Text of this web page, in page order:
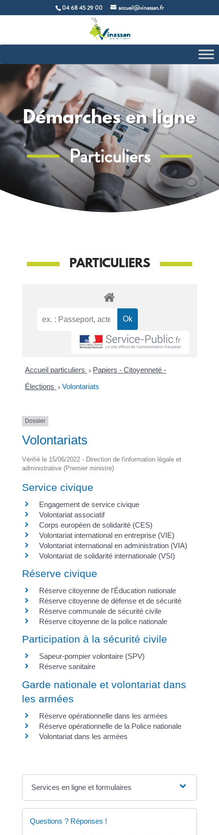
04 68 45 29 00 accueil@vinassan.fr
Démarches en ligne
Particuliers
PARTICULIERS
Accueil particuliers > Papiers - Citoyenneté -
Élections > Volontariats
Dossier
Volontariats
Vérifié le 15/06/2022 - Direction de l'information légale et
administrative (Premier ministre)
Service civique
Engagement de service civique
Volontariat associatif
Corps européen de solidarité (CES)
Volontariat international en entreprise (VIE)
Volontariat international en administration (VIA)
Volontariat de solidarité internationale (VSI)
Réserve civique
Réserve citoyenne de l'Éducation nationale
Réserve citoyenne de défense et de sécurité
Réserve communale de sécurité civile
Réserve citoyenne de la police nationale
Participation à la sécurité civile
Sapeur-pompier volontaire (SPV)
Réserve sanitaire
Garde nationale et volontariat dans
les armées
Réserve opérationnelle dans les armées
Réserve opérationnelle de la Police nationale
Volontariat dans les armées
Services en ligne et formulaires
Questions ? Réponses !